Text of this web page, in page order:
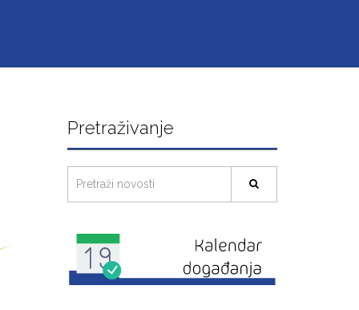
Pretraživanje